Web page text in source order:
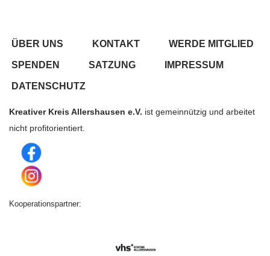
ÜBER UNS KONTAKT WERDE MITGLIED
SPENDEN SATZUNG IMPRESSUM
DATENSCHUTZ
Kreativer Kreis Allershausen e.V. ist gemeinnützig und arbeitet
nicht profitorientiert.
Kooperationspartner: